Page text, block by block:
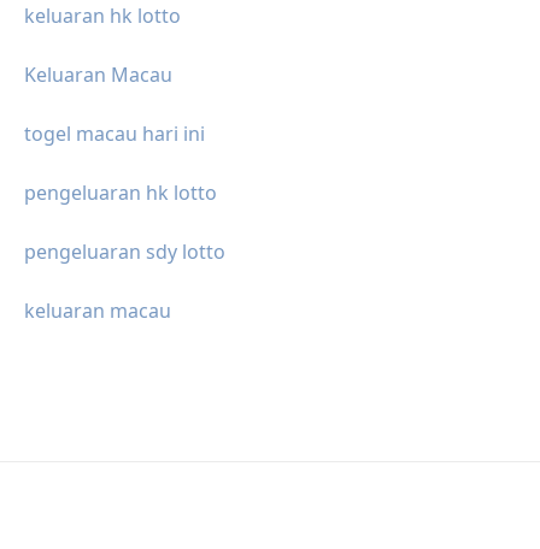
keluaran hk lotto
Keluaran Macau
togel macau hari ini
pengeluaran hk lotto
pengeluaran sdy lotto
keluaran macau